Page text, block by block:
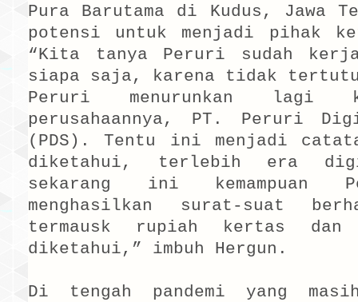
Pura Barutama di Kudus, Jawa
potensi untuk menjadi pihak
“Kita tanya Peruri sudah kerja
siapa saja, karena tidak
Peruri menurunkan lagi
perusahaannya, PT. Peruri
(PDS). Tentu ini menjadi
diketahui, terlebih era
sekarang ini kemampuan
menghasilkan surat-suat
termausk rupiah kertas dan
diketahui,” imbuh Hergun.
Di tengah pandemi yang